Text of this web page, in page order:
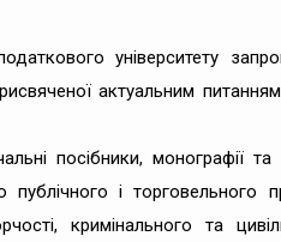
університету
актуальним
посібники, монографії
публічного і торговельного
кримінального та